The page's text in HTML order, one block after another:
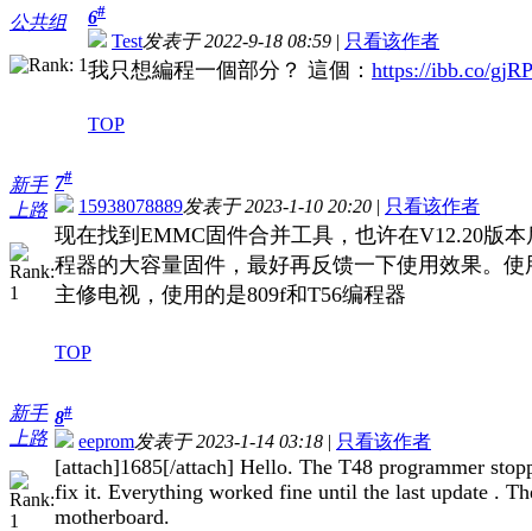
公共组 6#
Test发表于 2022-9-18 08:59 | 只看该作者
我只想編程一個部分？ 這個： https://ibb.co/
TOP
新手
上路
7#
15938078889发表于 2023-1-10 20:20 | 只看该作者
现在找到EMMC固件合并工具，也许在V12.20版
程器的大容量固件，最好再反馈一下使用效果。
主修电视，使用的是809f和T56编程器
TOP
新手
上路
8#
eeprom发表于 2023-1-14 03:18 | 只看该作者
[attach]1685[/attach] Hello. The T48 programmer
fix it. Everything worked fine until the last update .
motherboard.